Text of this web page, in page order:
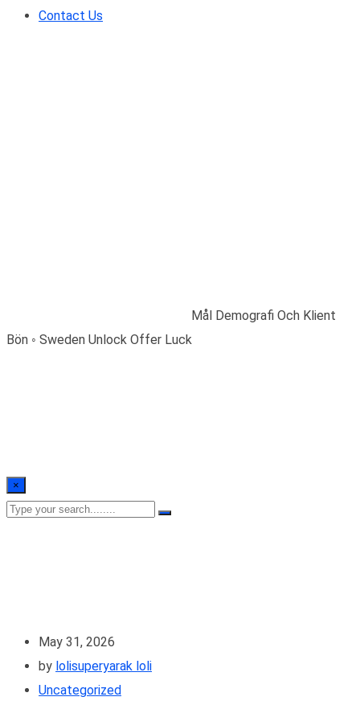
Contact Us
Mål Demografi Och Klient
Bön ◦ Sweden Unlock Offer Luck
×
May 31, 2026
by lolisuperyarak loli
Uncategorized